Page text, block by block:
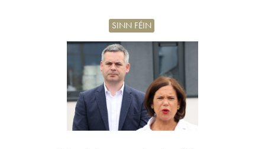
SINN FÉIN